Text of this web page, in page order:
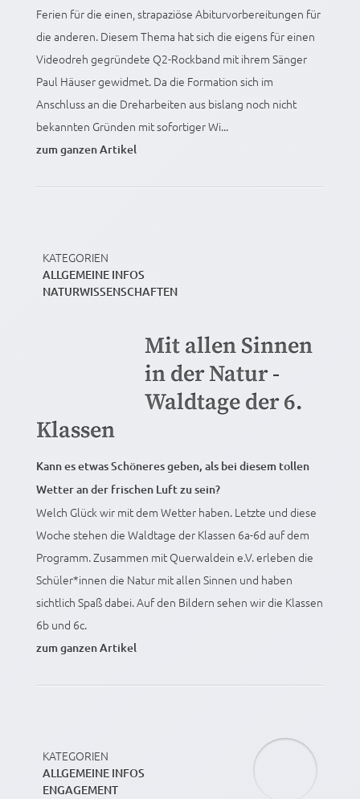
Ferien für die einen, strapaziöse Abiturvorbereitungen für
die anderen. Diesem Thema hat sich die eigens für einen
Videodreh gegründete Q2-Rockband mit ihrem Sänger
Paul Häuser gewidmet. Da die Formation sich im
Anschluss an die Dreharbeiten aus bislang noch nicht
bekannten Gründen mit sofortiger Wi...
zum ganzen Artikel
KATEGORIEN
ALLGEMEINE INFOS
NATURWISSENSCHAFTEN
Mit allen Sinnen
in der Natur -
Waldtage der 6.
Klassen
Kann es etwas Schöneres geben, als bei diesem tollen
Wetter an der frischen Luft zu sein?
Welch Glück wir mit dem Wetter haben. Letzte und diese
Woche stehen die Waldtage der Klassen 6a-6d auf dem
Programm. Zusammen mit Querwaldein e.V. erleben die
Schüler*innen die Natur mit allen Sinnen und haben
sichtlich Spaß dabei. Auf den Bildern sehen wir die Klassen
6b und 6c.
zum ganzen Artikel
KATEGORIEN
ALLGEMEINE INFOS
ENGAGEMENT